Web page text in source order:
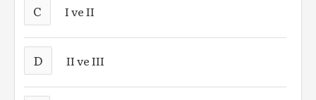
C I ve II
D II ve III